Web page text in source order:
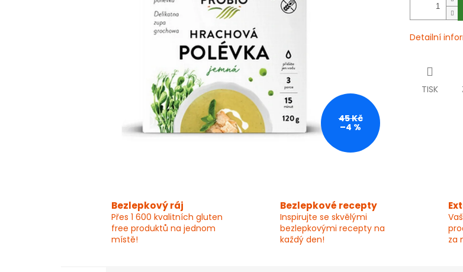
45 Kč
–4 %
Detailní
TISK
Bezlepkový ráj
Přes 1 600 kvalitních gluten
free produktů na jednom
místě!
Bezlepkové recepty
Inspirujte se skvělými
bezlepkovými recepty na
každý den!
za